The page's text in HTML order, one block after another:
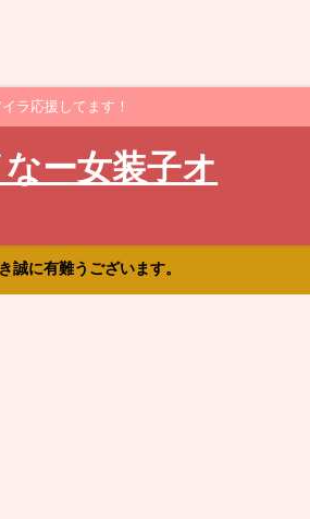
ラ応援してます！
ー女装子オ
誠に有難うございます。